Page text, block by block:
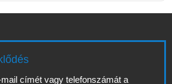
címét vagy telefonszámát a